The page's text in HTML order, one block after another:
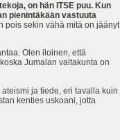
on hän ITSE puu. Kun
pienintäkään vastuuta
pois sekin vähä mitä on jäänyt
Olen iloinen, että
Jumalan valtakunta on
ja tiede, eri tavalla kuin
kenties uskoani, jotta